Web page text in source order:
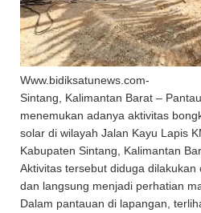
Www.bidiksatunews.com-
Sintang, Kalimantan Barat –
menemukan adanya aktivitas
solar di wilayah Jalan Kayu Lapis
Kabupaten Sintang, Kalimantan
Aktivitas tersebut diduga
dan langsung menjadi perhatian
Dalam pantauan di lapangan,